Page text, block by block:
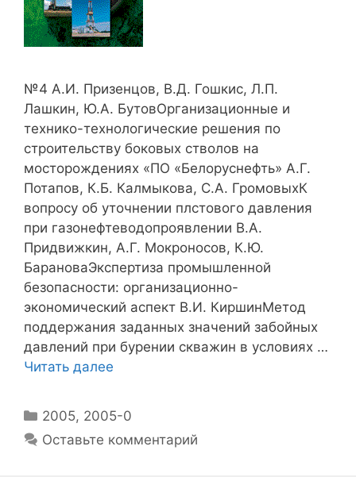
№4 А.И. Призенцов, В.Д. Гошкис, Л.П.
Лашкин, Ю.А. БутовОрганизационные и
технико-технологические решения по
строительству боковых стволов на
мосторождениях «ПО «Белоруснефть» А.Г.
Потапов, К.Б. Калмыкова, С.А. ГромовыхК
вопросу об уточнении плстового давления
при газонефтеводопроявлении В.А.
Придвижкин, А.Г. Мокроносов, К.Ю.
БарановаЭкспертиза промышленной
безопасности: организационно-
экономический аспект В.И. КиршинМетод
поддержания заданных значений забойных
давлений при бурении скважин в условиях …
Читать далее
2005, 2005-0
Оставьте комментарий